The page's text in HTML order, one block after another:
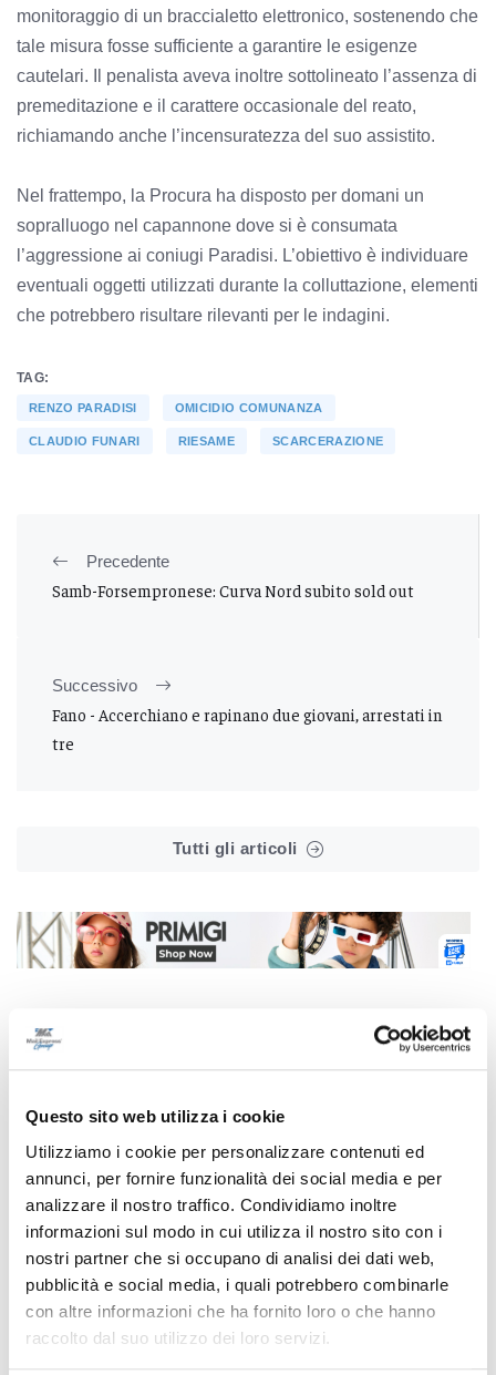
Questo sito web utilizza i cookie
Utilizziamo i cookie per personalizzare contenuti ed
annunci, per fornire funzionalità dei social media e per
analizzare il nostro traffico. Condividiamo inoltre
informazioni sul modo in cui utilizza il nostro sito con i
nostri partner che si occupano di analisi dei dati web,
pubblicità e social media, i quali potrebbero combinarle
con altre informazioni che ha fornito loro o che hanno
raccolto dal suo utilizzo dei loro servizi.
monitoraggio di un braccialetto elettronico, sostenendo che
tale misura fosse sufficiente a garantire le esigenze
cautelari. Il penalista aveva inoltre sottolineato l’assenza di
premeditazione e il carattere occasionale del reato,
richiamando anche l’incensuratezza del suo assistito.
Nel frattempo, la Procura ha disposto per domani un
sopralluogo nel capannone dove si è consumata
l’aggressione ai coniugi Paradisi. L’obiettivo è individuare
eventuali oggetti utilizzati durante la colluttazione, elementi
che potrebbero risultare rilevanti per le indagini.
TAG:
RENZO PARADISI OMICIDIO COMUNANZA
CLAUDIO FUNARI RIESAME SCARCERAZIONE
Precedente
Samb-Forsempronese: Curva Nord subito sold out
Successivo
Fano - Accerchiano e rapinano due giovani, arrestati in
tre
Tutti gli articoli
Correlati